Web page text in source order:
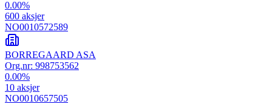
0.00%
600 aksjer
NO0010572589
BORREGAARD ASA
Org.nr: 998753562
0.00%
10 aksjer
NO0010657505